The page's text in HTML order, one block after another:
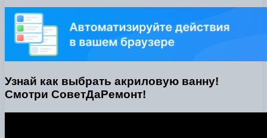
Узнай как выбрать акриловую ванну!
Смотри СоветДаРемонт!